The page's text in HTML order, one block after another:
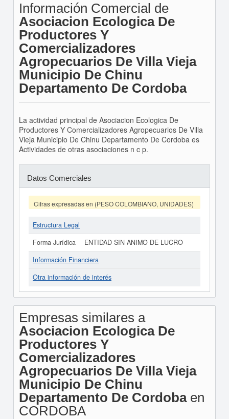
Información Comercial de
Asociacion Ecologica De
Productores Y
Comercializadores
Agropecuarios De Villa Vieja
Municipio De Chinu
Departamento De Cordoba
La actividad principal de Asociacion Ecologica De
Productores Y Comercializadores Agropecuarios De Villa
Vieja Municipio De Chinu Departamento De Cordoba es
Actividades de otras asociaciones n c p.
Datos Comerciales
Cifras expresadas en (PESO COLOMBIANO, UNIDADES)
Estructura Legal
Forma Jurídica
ENTIDAD SIN ANIMO DE LUCRO
Información Financiera
Otra información de interés
Empresas similares a
Asociacion Ecologica De
Productores Y
Comercializadores
Agropecuarios De Villa Vieja
Municipio De Chinu
Departamento De Cordobaen
CORDOBA